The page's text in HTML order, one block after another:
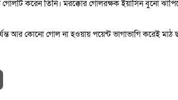
গোলটি করেন তিনি। মরক্কোর গোলরক্ষক ইয়াসিন বুনো
আর কোনো গোল না হওয়ায় পয়েন্ট ভাগাভাগি করেই মাঠ